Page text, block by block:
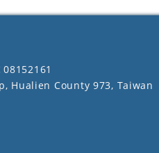
08152161
Hualien County 973, Taiwan